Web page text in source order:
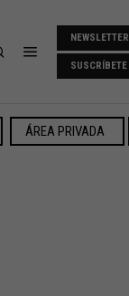
NEWSLETTER
SUSCRÍBETE
ÁREA PRIVADA